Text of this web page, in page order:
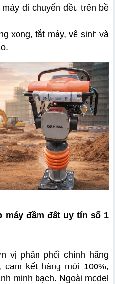
di chuyển đều trên bề
xong, tắt máy, vệ sinh và
máy đầm đất uy tín số 1
vị phân phối chính hãng
cam kết hàng mới 100%,
minh bạch. Ngoài model